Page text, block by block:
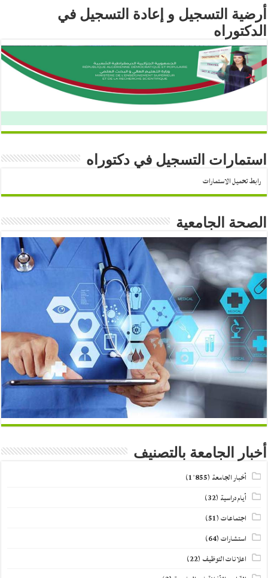
أرضية التسجيل و إعادة التسجيل في
الدكتوراه
استمارات التسجيل في دكتوراه
رابط تحميل الاستمارات
الصحة الجامعية
أخبار الجامعة بالتصنيف
أخبار الجامعة (1٬855)
أيام دراسية (32)
اجتماعات(51)
استشارات(64)
اعلانات التوظيف (22)